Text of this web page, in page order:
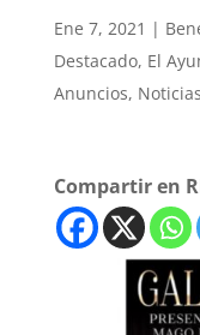
Ene 7, 2021 |
Destacado, El
Anuncios, Noticias
Compartir en